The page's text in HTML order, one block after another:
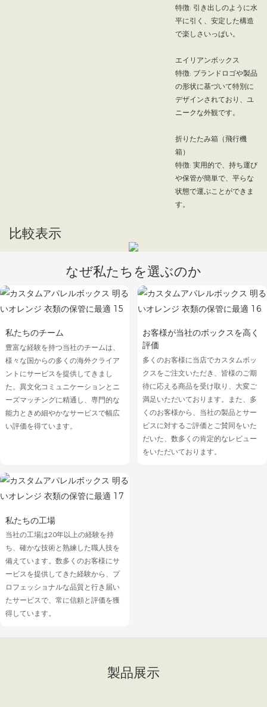
特徴: 引き出しのように水
平に引く、安定した構造
で楽しさいっぱい。
エイリアンボックス
特徴: ブランドロゴや製品
の形状に基づいて特別に
デザインされており、ユ
ニークな外観です。
折りたたみ箱（飛行機
箱）
特徴: 実用的で、持ち運び
や保管が簡単で、平らな
状態で運ぶことができま
す。
比較表示
なぜ私たちを選ぶのか
私たちのチーム
豊富な経験を持つ当社のチームは、
様々な国からの多くの海外クライア
ントにサービスを提供してきまし
た。異文化コミュニケーションとニ
ーズマッチングに精通し、専門的な
能力ときめ細やかなサービスで幅広
い評価を得ています。
お客様が当社のボックスを高く
評価
多くのお客様に当店でカスタムボッ
クスをご注文いただき、皆様のご期
待に応える商品を受け取り、大変ご
満足いただいております。また、多
くのお客様から、当社の製品とサー
ビスに対するご評価とご賛同をいた
だいた、数多くの肯定的なレビュー
をいただいております。
私たちの工場
当社の工場は20年以上の経験を持
ち、確かな技術と熟練した職人技を
備えています。数多くのお客様にサ
ービスを提供してきた経験から、プ
ロフェッショナルな品質と行き届い
たサービスで、常に信頼と評価を獲
得しています。
製品展示